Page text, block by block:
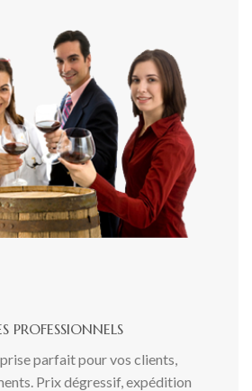
PROFESSIONNELS
parfait pour vos clients,
Prix ​​dégressif, expédition